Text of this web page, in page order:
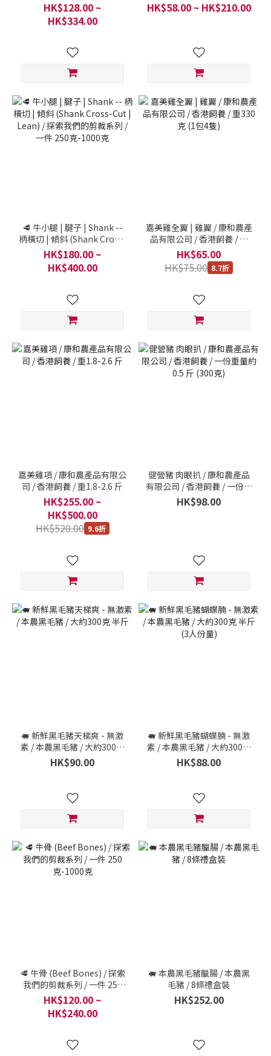
HK$128.00 ~
HK$334.00
裁系列 / 一件 250克-1000克
HK$58.00 ~ HK$210.00
🥩 牛小腿 | 腱子 | Shank --
柄橫切 | 傾斜 (Shank Cross-
Cut | Lean) / 探索我們的剪
裁系列 / 一件 250克-1000克
HK$180.00 ~
HK$400.00
嘉美雞全翼 | 雞翼 / 康和農產
品有限公司 / 香港飼養 / 重
330克 (1包4隻)
HK$65.00
HK$75.00 8.7折
嘉美雞項 / 康和農產品有限公
司 / 香港飼養 / 重1.8-2.6 斤
HK$255.00 ~
HK$500.00
HK$520.00 9.6折
健營豬 肉眼扒 / 康和農產品
有限公司 / 香港飼養 / 一份重
量約 0.5 斤 (300克)
HK$98.00
🐖 新鮮黑毛豬天梯爽 - 無激
素 / 本農黑毛豬 / 大約300克
半斤
HK$90.00
🐖 新鮮黑毛豬蝴蝶腩 - 無激
素 / 本農黑毛豬 / 大約300克
半斤 (3人份量)
HK$88.00
🥩 牛骨 (Beef Bones) / 探索
我們的剪裁系列 / 一件 250
克-1000克
HK$120.00 ~
HK$240.00
🐖 本農黑毛豬臘腸 / 本農黑
毛豬 / 8條禮盒裝
HK$252.00